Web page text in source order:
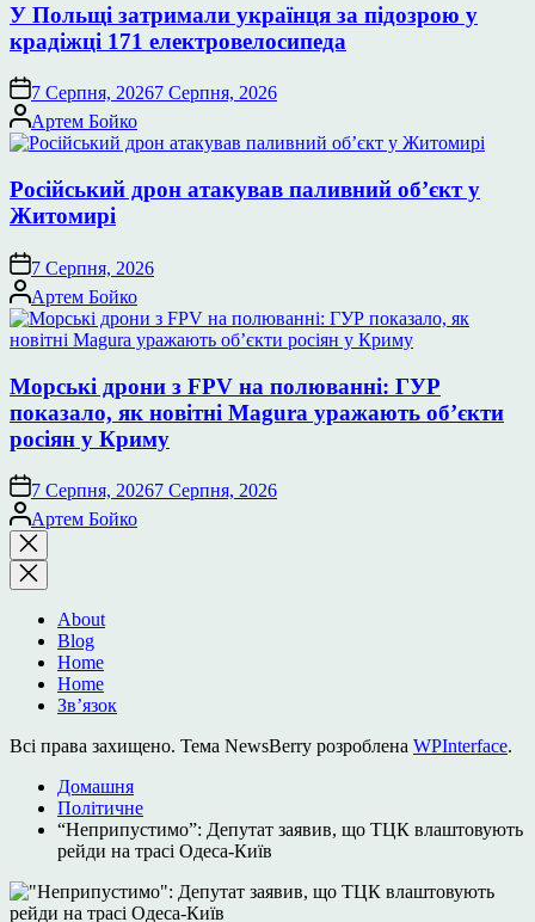
У Польщі затримали українця за підозрою у
крадіжці 171 електровелосипеда
7 Серпня, 20267 Серпня, 2026
Опубліковано
Артем Бойко
Російський дрон атакував паливний об’єкт у
Житомирі
7 Серпня, 2026
Опубліковано
Артем Бойко
Морські дрони з FPV на полюванні: ГУР
показало, як новітні Magura уражають об’єкти
росіян у Криму
7 Серпня, 20267 Серпня, 2026
Опубліковано
Артем Бойко
Закрити
пошук
About
Blog
Home
Home
Зв’язок
Всі права захищено. Тема NewsBerry розроблена WPInterface.
Домашня
Політичне
“Неприпустимо”: Депутат заявив, що ТЦК влаштовують
рейди на трасі Одеса-Київ